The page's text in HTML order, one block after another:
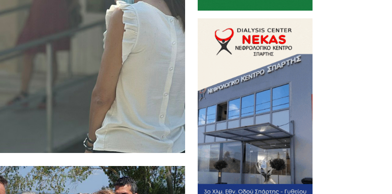
η αποκατάσταση της αξιοπρέπειας και της προοπτικής όσων
με σειρά μέτρων.
ΕΣΥ ελκυστικό για τους νέους επιστήμονες, αναστρέφοντας το κύμα
κάθε σχέδιο της Νέας Δημοκρατίας για ιδιωτικοποίηση κλάδων
και κοινωνικό χαρακτήρα του Συστήματος Υγείας.
αναγνωρίζει την ανιδιοτέλεια και την προσφορά των
συνθηκών εργασίας, εκπαίδευσης και επιστημονικής εξέλιξης.